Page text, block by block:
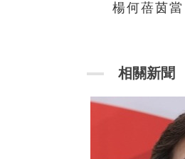
楊何蓓茵
相關新聞